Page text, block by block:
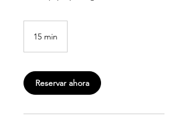
15 min
m
i
n
Reservar ahora